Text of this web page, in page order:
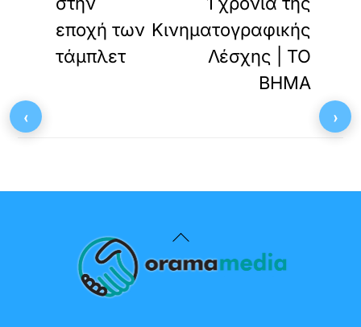
εποχή των
τάμπλετ
Κινηματογραφικής
Λέσχης | ΤΟ
ΒΗΜΑ
Back
To
‹ ›